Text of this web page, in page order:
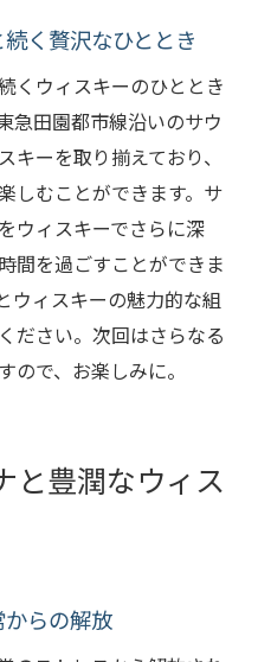
く贅沢なひととき
くウィスキーのひととき
急田園都市線沿いのサウ
ーを取り揃えており、
しむことができます。サ
ウィスキーでさらに深
間を過ごすことができま
ウィスキーの魅力的な組
ださい。次回はさらなる
ので、お楽しみに。
と豊潤なウィス
らの解放